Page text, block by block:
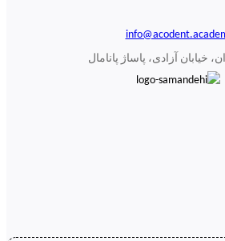
خیابان آزادی، پاساژ پانامال